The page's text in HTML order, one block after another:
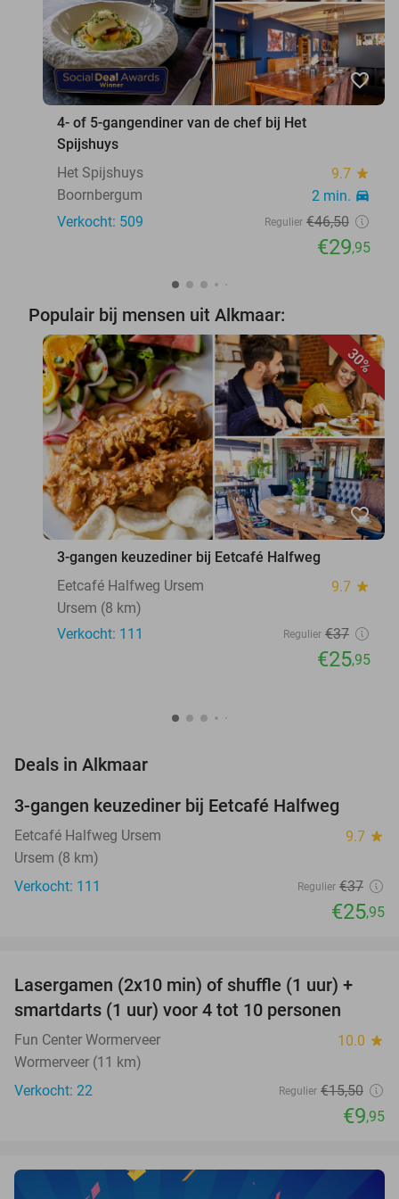
favorite_border
4- of 5-gangendiner van de chef bij Het
Spijshuys
Het Spijshuys
9.7 star
Boornbergum 2 min. directions_car
Verkocht: 509 Regulier €46,50
€29,95
Populair bij mensen uit Alkmaar:
30%
favorite_border
3-gangen keuzediner bij Eetcafé Halfweg
Eetcafé Halfweg Ursem
9.7 star
Ursem (8 km)
Verkocht: 111
Regulier €37
€25,95
Deals in Alkmaar
3-gangen keuzediner bij Eetcafé Halfweg
Eetcafé Halfweg Ursem 9.7 star
Ursem (8 km)
Verkocht: 111
Regulier €37
€25,95
36%
NEW
TODAY
Lasergamen (2x10 min) of shuffle (1 uur) +
smartdarts (1 uur) voor 4 tot 10 personen
Fun Center Wormerveer 10.0 star
Wormerveer (11 km)
Verkocht: 22
Regulier €15,50
€9,95